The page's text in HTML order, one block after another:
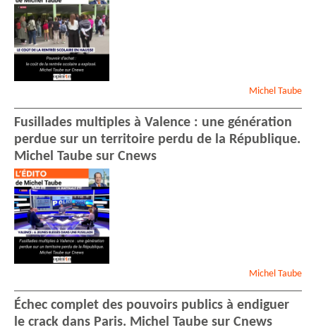
Michel Taube
Fusillades multiples à Valence : une génération
perdue sur un territoire perdu de la République.
Michel Taube sur Cnews
Michel Taube
Échec complet des pouvoirs publics à endiguer
le crack dans Paris. Michel Taube sur Cnews